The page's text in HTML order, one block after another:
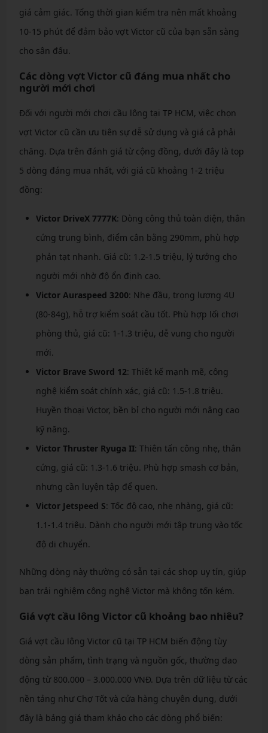
giá cảm giác. Tổng thời gian kiểm tra nên mất khoảng
10-15 phút để đảm bảo vợt Victor cũ của bạn sẵn sàng
cho sân đấu.
Các dòng vợt Victor cũ đáng mua nhất cho
người mới chơi
Đối với người mới chơi cầu lông tại TP HCM, việc chọn
vợt Victor cũ cần ưu tiên sự dễ sử dụng và giá cả phải
chăng. Dựa trên đánh giá từ cộng đồng, dưới đây là top
5 dòng đáng mua nhất, với giá cũ khoảng 1-2 triệu
đồng:
Victor DriveX 7777K: Dòng công thủ toàn diện, thân
cứng trung bình, điểm cân bằng 290mm, phù hợp
phản tạt nhanh. Giá cũ: 1.2-1.5 triệu, lý tưởng cho
người mới nhờ độ ổn định cao.
Victor Auraspeed 3200: Nhẹ đầu, trọng lượng 4U
(80-84g), hỗ trợ kiểm soát cầu tốt. Phù hợp lối chơi
phòng thủ, giá cũ: 1-1.3 triệu, dễ vung cho người
mới.
Victor Brave Sword 12: Thiết kế mạnh mẽ, công
nghệ kiểm soát chính xác, giá cũ: 1.5-1.8 triệu.
Huyền thoại Victor, bền bỉ cho người mới nâng cao
kỹ năng.
Victor Thruster Ryuga II: Thiên tấn công nhẹ, thân
cứng, giá cũ: 1.3-1.6 triệu. Phù hợp smash cơ bản,
nhưng cần luyện tập để quen.
Victor Jetspeed S: Tốc độ cao, nhẹ nhàng, giá cũ:
1.1-1.4 triệu. Dành cho người mới tập trung vào tốc
độ di chuyển.
Những dòng này thường có sẵn tại các shop uy tín, giúp
bạn trải nghiệm công nghệ Victor mà không tốn kém.
Giá vợt cầu lông Victor cũ khoảng bao nhiêu?
Giá vợt cầu lông Victor cũ tại TP HCM biến động tùy
dòng sản phẩm, tình trạng và nguồn gốc, thường dao
động từ 800.000 – 3.000.000 VNĐ. Dựa trên dữ liệu từ các
nền tảng như Chợ Tốt và cửa hàng chuyên dụng, dưới
đây là bảng giá tham khảo cho các dòng phổ biến: